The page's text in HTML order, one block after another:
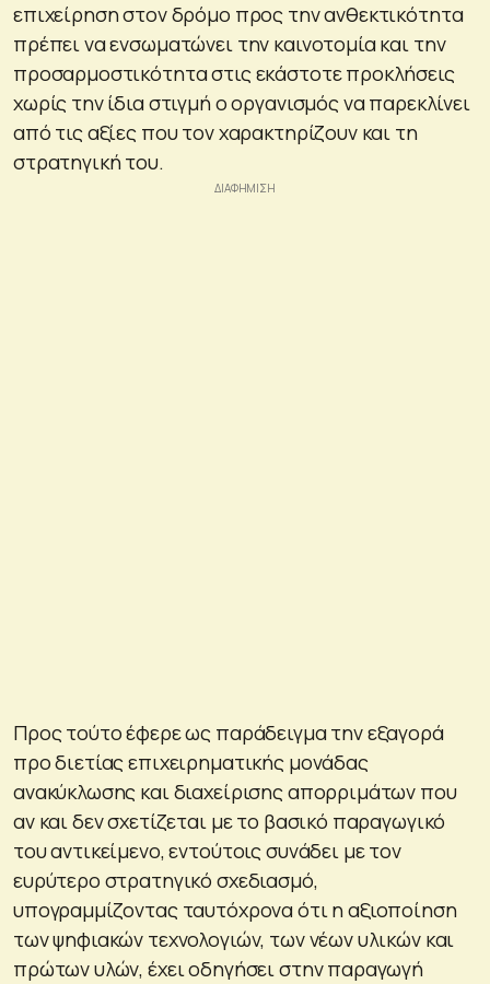
επιχείρηση στον δρόμο προς την ανθεκτικότητα
πρέπει να ενσωματώνει την καινοτομία και την
προσαρμοστικότητα στις εκάστοτε προκλήσεις
χωρίς την ίδια στιγμή ο οργανισμός να παρεκλίνει
από τις αξίες που τον χαρακτηρίζουν και τη
στρατηγική του.
Προς τούτο έφερε ως παράδειγμα την εξαγορά
προ διετίας επιχειρηματικής μονάδας
ανακύκλωσης και διαχείρισης απορριμάτων που
αν και δεν σχετίζεται με το βασικό παραγωγικό
του αντικείμενο, εντούτοις συνάδει με τον
ευρύτερο στρατηγικό σχεδιασμό,
υπογραμμίζοντας ταυτόχρονα ότι η αξιοποίηση
των ψηφιακών τεχνολογιών, των νέων υλικών και
πρώτων υλών, έχει οδηγήσει στην παραγωγή